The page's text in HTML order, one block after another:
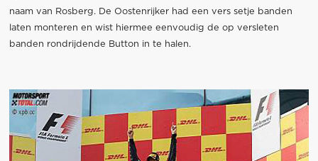
naam van Rosberg. De Oostenrijker had een vers setje banden
laten monteren en wist hiermee eenvoudig de op versleten
banden rondrijdende Button in te halen.